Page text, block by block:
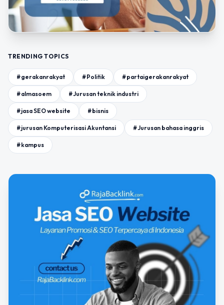
TRENDING TOPICS
#gerakanrakyat #Politik #partaigerakanrakyat
#almasoem #Jurusan teknik industri
#jasa SEO website #bisnis
#jurusan Komputerisasi Akuntansi #Jurusan bahasa inggris
#kampus